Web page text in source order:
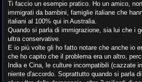
Ti faccio un esempio pratico. Ho un amico,
immigrati da bambini, famiglie italiane che
italiani al 100% qui in Australia.
Quando si parla di immigrazione, sia lui che i
ultra conservative.
E io più volte gli ho fatto notare che anche io
che ho capito che il problema era un altro,
India e Cina, le culture incompatibili (cazzate
niente d'accordo. Soprattutto quando si parla